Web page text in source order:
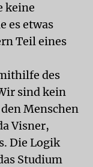
keine
es etwas
Teil eines
des
sind kein
Menschen
Visner,
Die Logik
Studium